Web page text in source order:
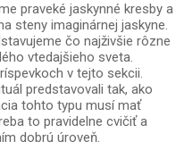
praveké jaskynné kresby a
steny imaginárnej jaskyne.
čo najživšie rôzne
vtedajšieho sveta.
v tejto sekcii.
predstavovali tak, ako
tohto typu musí mať
to pravidelne cvičiť a
dobrú úroveň.